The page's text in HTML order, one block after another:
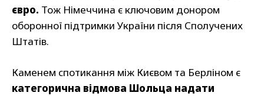
євро. Тож Німеччина є ключовим донором
оборонної підтримки України після Сполучених
Штатів.
Каменем спотикання між Києвом та Берліном є
категорична відмова Шольца надати